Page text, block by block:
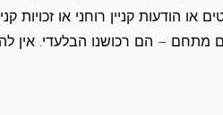
הודעות קניין רוחני או זכויות
מתחם – הם רכושנו הבלעדי. אין